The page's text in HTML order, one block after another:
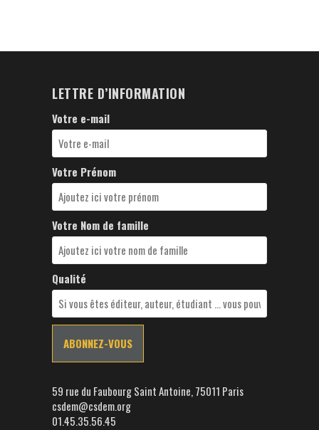
LETTRE D’INFORMATION
Votre e-mail
Votre Prénom
Votre Nom de famille
Qualité
59 rue du Faubourg Saint Antoine, 75011 Paris
csdem@csdem.org
01.45.35.56.45